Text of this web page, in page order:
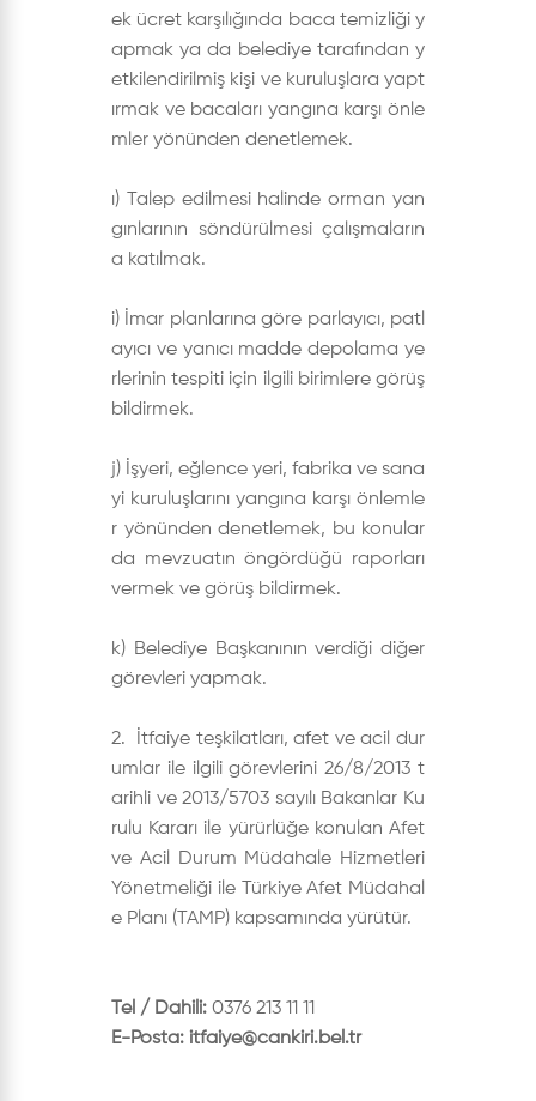
ek ücret karşılığında baca temizliği y
apmak ya da belediye tarafından y
etkilendirilmiş kişi ve kuruluşlara yapt
ırmak ve bacaları yangına karşı önle
mler yönünden denetlemek.
ı) Talep edilmesi halinde orman yan
gınlarının söndürülmesi çalışmaların
a katılmak.
i) İmar planlarına göre parlayıcı, patl
ayıcı ve yanıcı madde depolama ye
rlerinin tespiti için ilgili birimlere görüş
bildirmek.
j) İşyeri, eğlence yeri, fabrika ve sana
yi kuruluşlarını yangına karşı önlemle
r yönünden denetlemek, bu konular
da mevzuatın öngördüğü raporları
vermek ve görüş bildirmek.
k) Belediye Başkanının verdiği diğer
görevleri yapmak.
2. İtfaiye teşkilatları, afet ve acil dur
umlar ile ilgili görevlerini 26/8/2013 t
arihli ve 2013/5703 sayılı Bakanlar Ku
rulu Kararı ile yürürlüğe konulan Afet
ve Acil Durum Müdahale Hizmetleri
Yönetmeliği ile Türkiye Afet Müdahal
e Planı (TAMP) kapsamında yürütür.
Tel / Dahili: 0376 213 11 11
E-Posta: itfaiye@cankiri.bel.tr